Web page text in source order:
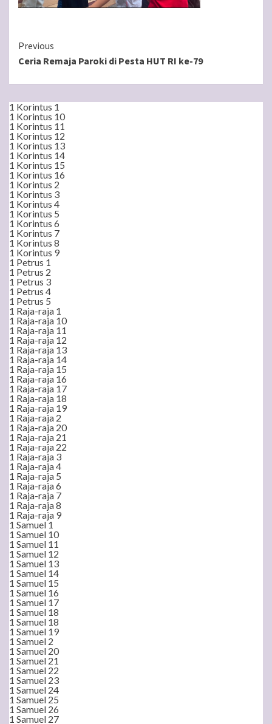
Continue
Reading
Previous
Ceria Remaja Paroki di Pesta HUT RI ke-79
1 Korintus 1
1 Korintus 10
1 Korintus 11
1 Korintus 12
1 Korintus 13
1 Korintus 14
1 Korintus 15
1 Korintus 16
1 Korintus 2
1 Korintus 3
1 Korintus 4
1 Korintus 5
1 Korintus 6
1 Korintus 7
1 Korintus 8
1 Korintus 9
1 Petrus 1
1 Petrus 2
1 Petrus 3
1 Petrus 4
1 Petrus 5
1 Raja-raja 1
1 Raja-raja 10
1 Raja-raja 11
1 Raja-raja 12
1 Raja-raja 13
1 Raja-raja 14
1 Raja-raja 15
1 Raja-raja 16
1 Raja-raja 17
1 Raja-raja 18
1 Raja-raja 19
1 Raja-raja 2
1 Raja-raja 20
1 Raja-raja 21
1 Raja-raja 22
1 Raja-raja 3
1 Raja-raja 4
1 Raja-raja 5
1 Raja-raja 6
1 Raja-raja 7
1 Raja-raja 8
1 Raja-raja 9
1 Samuel 1
1 Samuel 10
1 Samuel 11
1 Samuel 12
1 Samuel 13
1 Samuel 14
1 Samuel 15
1 Samuel 16
1 Samuel 17
1 Samuel 18
1 Samuel 18
1 Samuel 19
1 Samuel 2
1 Samuel 20
1 Samuel 21
1 Samuel 22
1 Samuel 23
1 Samuel 24
1 Samuel 25
1 Samuel 26
1 Samuel 27